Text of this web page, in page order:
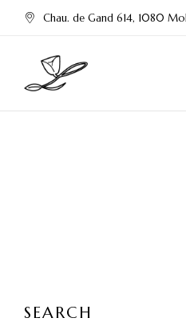
Chau. de Gand 614, 1080
SEARCH